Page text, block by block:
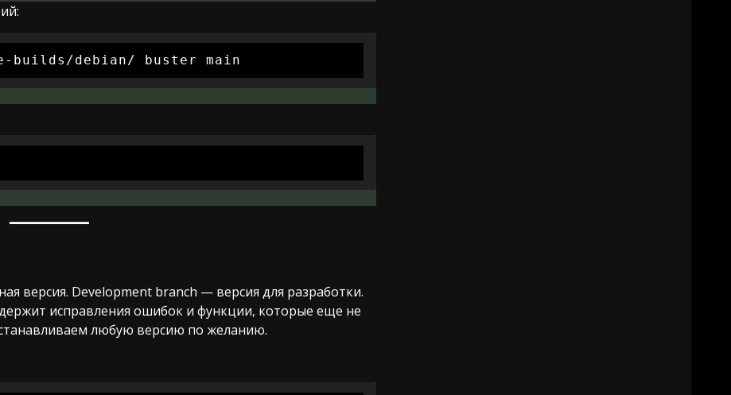
builds/debian/ buster main
версия. Development branch — версия для разработки.
исправления ошибок и функции, которые еще не
любую версию по желанию.